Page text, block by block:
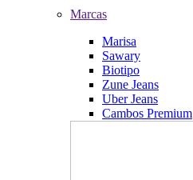
Marcas
Marisa
Sawary
Biotipo
Zune Jeans
Uber Jeans
Cambos Premium